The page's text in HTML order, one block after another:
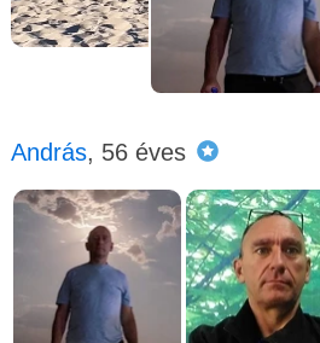
András, 56 éves